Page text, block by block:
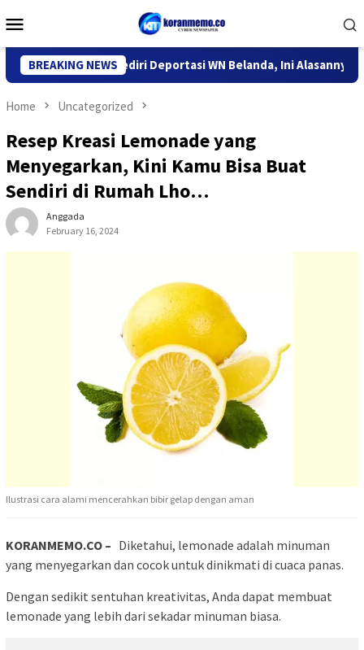
to
Menu
BREAKING NEWS
Imigrasi Kediri Deportasi WN Belanda, Ini Alasannya
Home Uncategorized
Resep Kreasi Lemonade yang
Menyegarkan, Kini Kamu Bisa Buat
Sendiri di Rumah Lho…
Anggada
February 16, 2024
Ilustrasi cara alami mencerahkan bibir gelap dengan aman
KORANMEMO.CO – Diketahui, lemonade adalah minuman
yang menyegarkan dan cocok untuk dinikmati di cuaca panas.
Dengan sedikit sentuhan kreativitas, Anda dapat membuat
lemonade yang lebih dari sekadar minuman biasa.